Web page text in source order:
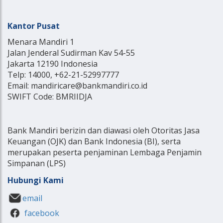
Kantor Pusat
Menara Mandiri 1
Jalan Jenderal Sudirman Kav 54-55
Jakarta 12190 Indonesia
Telp: 14000, +62-21-52997777
Email: mandiricare@bankmandiri.co.id
SWIFT Code: BMRIIDJA
Bank Mandiri berizin dan diawasi oleh Otoritas Jasa
Keuangan (OJK) dan Bank Indonesia (BI), serta
merupakan peserta penjaminan Lembaga Penjamin
Simpanan (LPS)
Hubungi Kami
email
facebook